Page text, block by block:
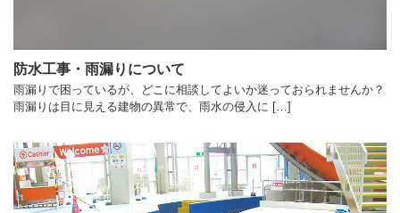
防水工事・雨漏りについて
雨漏りで困っているが、どこに相談してよいか迷っておられませんか？
雨漏りは目に見える建物の異常で、雨水の侵入に […]